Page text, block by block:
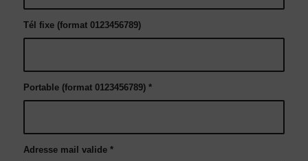
Tél fixe (format 0123456789)
Portable (format 0123456789) *
Adresse mail valide *